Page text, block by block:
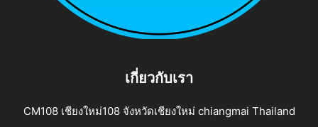
เกี่ยวกับเรา
CM108 เชียงใหม่108 จังหวัดเชียงใหม่ chiangmai Thailand